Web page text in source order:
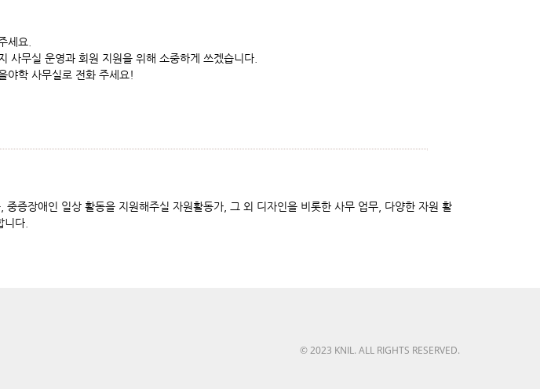
세요.
사무실 운영과 회원 지원을 위해 소중하게 쓰겠습니다.
야학 사무실로 전화 주세요!
중증장애인 일상 활동을 지원해주실 자원활동가, 그 외 디자인을 비롯한 사무 업무, 다양한 자원 활
다.
© 2023 KNIL. ALL RIGHTS RESERVED.